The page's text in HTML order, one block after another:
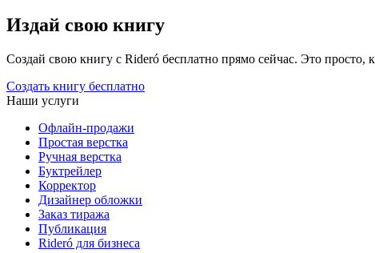
Издай свою книгу
Создай свою книгу с Rideró бесплатно прямо сейчас. Это просто,
Создать книгу бесплатно
Наши услуги
Офлайн-продажи
Простая верстка
Ручная верстка
Буктрейлер
Корректор
Дизайнер обложки
Заказ тиража
Публикация
Rideró для бизнеса